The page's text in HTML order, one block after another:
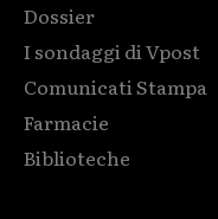
Dossier
I sondaggi di Vpost
Comunicati Stampa
Farmacie
Biblioteche